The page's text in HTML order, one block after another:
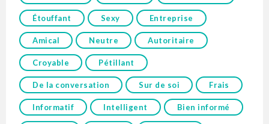
Étouffant Sexy Entreprise
Amical Neutre Autoritaire
Croyable Pétillant
De la conversation Sur de soi Frais
Informatif Intelligent Bien informé